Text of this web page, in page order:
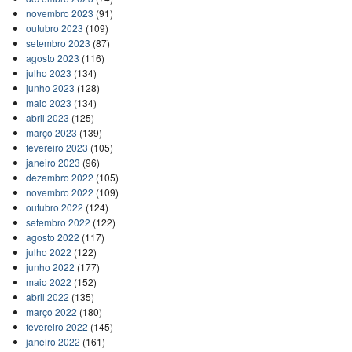
novembro 2023 (91)
outubro 2023 (109)
setembro 2023 (87)
agosto 2023 (116)
julho 2023 (134)
junho 2023 (128)
maio 2023 (134)
abril 2023 (125)
março 2023 (139)
fevereiro 2023 (105)
janeiro 2023 (96)
dezembro 2022 (105)
novembro 2022 (109)
outubro 2022 (124)
setembro 2022 (122)
agosto 2022 (117)
julho 2022 (122)
junho 2022 (177)
maio 2022 (152)
abril 2022 (135)
março 2022 (180)
fevereiro 2022 (145)
janeiro 2022 (161)